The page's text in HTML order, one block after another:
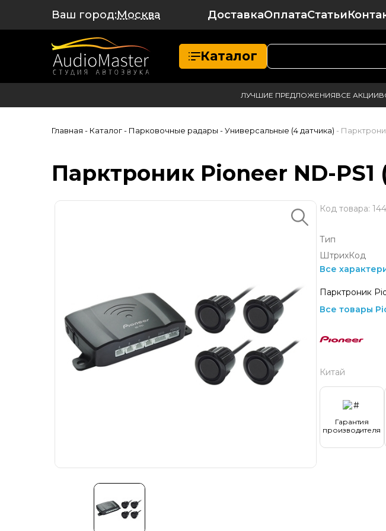
Ваш город:Москва ДоставкаОплатаСтатьи
Каталог
ЛУЧШИЕ ПРЕДЛОЖЕНИЯВСЕ АКЦИИ
Главная - Каталог- Парковочные радары - Универсальные (4 датчика) -
Парктроник Pioneer ND-PS1
Код товара:
Тип
ШтрихКод
Все
Парктроник
Все товары
Китай
Гарантия
производителя